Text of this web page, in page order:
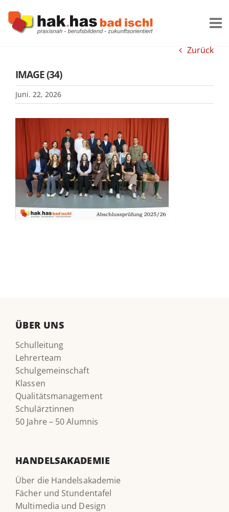
Inhalt
springen
Zurück
IMAGE (34)
Juni. 22, 2026
ÜBER UNS
Schulleitung
Lehrerteam
Schulgemeinschaft
Klassen
Qualitätsmanagement
Schulärztinnen
50 Jahre – 50 Alumnis
HANDELSAKADEMIE
Über die Handelsakademie
Fächer und Stundentafel
Multimedia und Design